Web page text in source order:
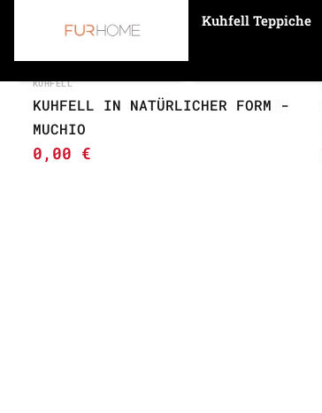
Kuhfell Teppiche
Startseite asymmetrisch
KUHFELL
KUHFELL IN NATÜRLICHER FORM -
MUCHIO
0,00 €